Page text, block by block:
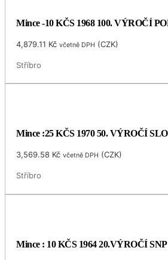
Mince -10 KČS 1968 100. VÝROČÍ
4,879.11 Kč včetně DPH (CZK)
Stříbro
Mince :25 KČS 1970 50. VÝROČÍ
3,569.58 Kč včetně DPH (CZK)
Stříbro
Mince : 10 KČS 1964 20.VÝROČÍ SNP